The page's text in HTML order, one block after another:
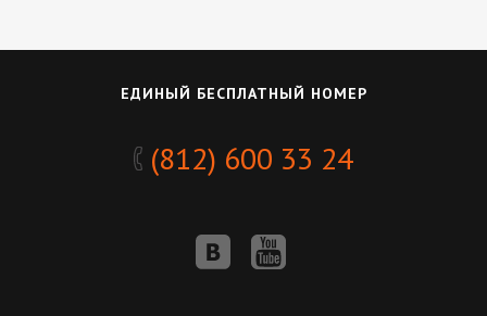
ЕДИНЫЙ БЕСПЛАТНЫЙ НОМЕР
(812) 600 33 24